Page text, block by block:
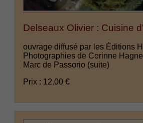
Delseaux Olivier : Cuisine
ouvrage diffusé par les Éditions
Photographies de Corinne
Marc de Passorio (suite)
Prix : 12.00 €